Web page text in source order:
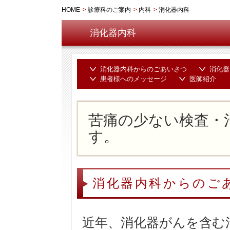
HOME > 診療科のご案内 > 内科 > 消化器内科
消化器内科
消化器内科からのごあいさつ
消化
患者様へのメッセージ
医師紹介
苦痛の少ない検査
す。
消化器内科からのご
近年、消化器がんを含